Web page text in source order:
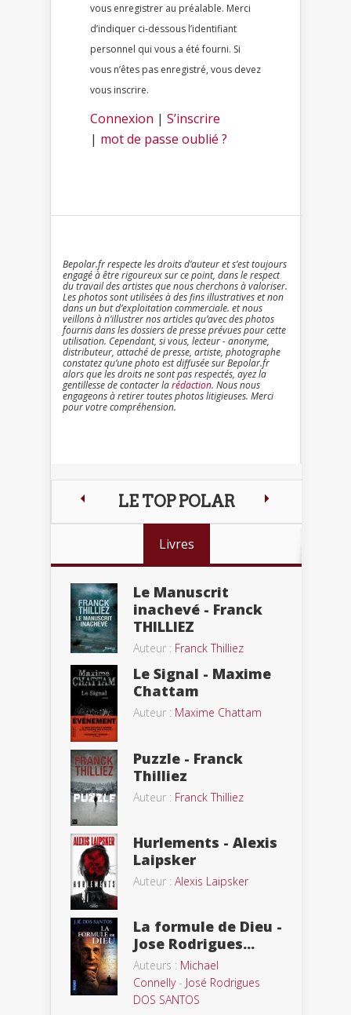
vous enregistrer au préalable. Merci
d’indiquer ci-dessous l’identifiant
personnel qui vous a été fourni. Si
vous n’êtes pas enregistré, vous devez
vous inscrire.
Connexion | S’inscrire
| mot de passe oublié ?
Bepolar.fr respecte les droits d’auteur et s’est toujours
engagé à être rigoureux sur ce point, dans le respect
du travail des artistes que nous cherchons à valoriser.
Les photos sont utilisées à des fins illustratives et non
dans un but d’exploitation commerciale. et nous
veillons à n’illustrer nos articles qu’avec des photos
fournis dans les dossiers de presse prévues pour cette
utilisation. Cependant, si vous, lecteur - anonyme,
distributeur, attaché de presse, artiste, photographe
constatez qu’une photo est diffusée sur Bepolar.fr
alors que les droits ne sont pas respectés, ayez la
gentillesse de contacter larédaction. Nous nous
engageons à retirer toutes photos litigieuses. Merci
pour votre compréhension.
LE TOP POLAR
Livres
Le Manuscrit
inachevé - Franck
THILLIEZ
Auteur : Franck Thilliez
Le Signal - Maxime
Chattam
Auteur : Maxime Chattam
Puzzle - Franck
Thilliez
Auteur : Franck Thilliez
Hurlements - Alexis
Laipsker
Auteur : Alexis Laipsker
La formule de Dieu -
Jose Rodrigues...
Auteurs : Michael
Connelly- José Rodrigues
DOS SANTOS